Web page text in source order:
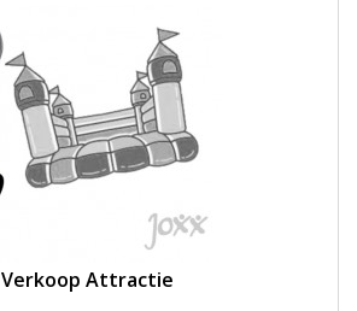
Verkoop Attractie